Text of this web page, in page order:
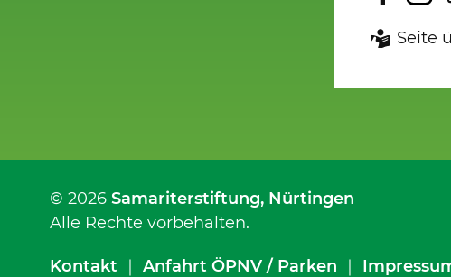
Seite
© 2026 Samariterstiftung, Nürtingen
Alle Rechte vorbehalten.
Kontakt ｜ Anfahrt ÖPNV / Parken ｜